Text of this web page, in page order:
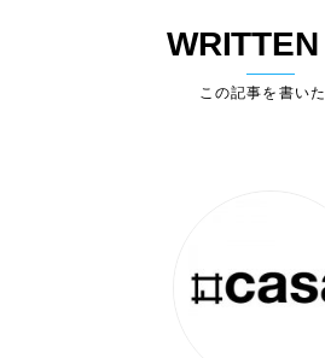
この記事を書い